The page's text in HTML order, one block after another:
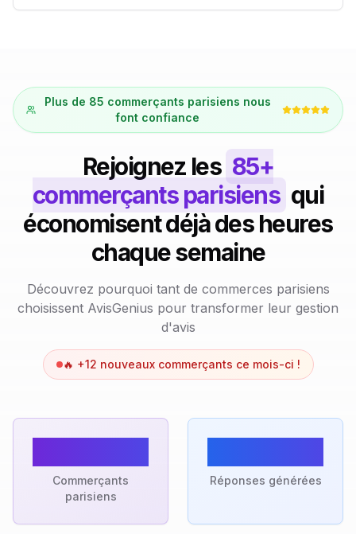
Plus de 85 commerçants parisiens nous
font confiance
Rejoignez les 85+
commerçants parisiens qui
économisent déjà des heures
chaque semaine
Découvrez pourquoi tant de commerces parisiens
choisissent AvisGenius pour transformer leur gestion
d'avis
🔥 +12 nouveaux commerçants ce mois-ci !
Commerçants
parisiens
Réponses générées